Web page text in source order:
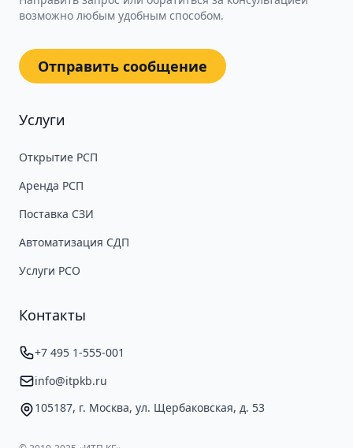
возможно любым удобным способом.
Отправить сообщение
Услуги
Открытие РСП
Аренда РСП
Поставка СЗИ
Автоматизация СДП
Услуги РСО
Контакты
+7 495 1-555-001
info@itpkb.ru
105187, г. Москва, ул. Щербаковская, д. 53